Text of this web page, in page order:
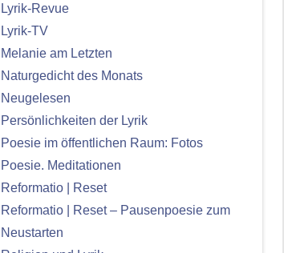
Lyrik-Revue
Lyrik-TV
Melanie am Letzten
Naturgedicht des Monats
Neugelesen
Persönlichkeiten der Lyrik
Poesie im öffentlichen Raum: Fotos
Poesie. Meditationen
Reformatio | Reset
Reformatio | Reset – Pausenpoesie zum
Neustarten